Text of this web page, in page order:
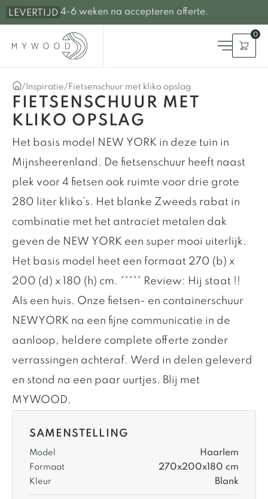
LEVERTIJD 4-6 weken na accepteren offerte.
0
/ Inspiratie/ Fietsenschuur met kliko opslag
FIETSENSCHUUR MET
KLIKO OPSLAG
Het basis model NEW YORK in deze tuin in
Mijnsheerenland. De fietsenschuur heeft naast
plek voor 4 fietsen ook ruimte voor drie grote
280 liter kliko’s. Het blanke Zweeds rabat in
combinatie met het antraciet metalen dak
geven de NEW YORK een super mooi uiterlijk.
Het basis model heet een formaat 270 (b) x
200 (d) x 180 (h) cm. ***** Review: Hij staat !!
Als een huis. Onze fietsen- en containerschuur
NEWYORK na een fijne communicatie in de
aanloop, heldere complete offerte zonder
verrassingen achteraf. Werd in delen geleverd
en stond na een paar uurtjes. Blij met
MYWOOD.
SAMENSTELLING
Model Haarlem
Formaat 270x200x180 cm
Kleur Blank